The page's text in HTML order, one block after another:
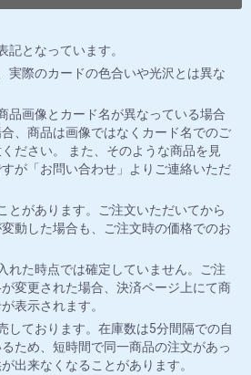
記となっています。
実際のカードの色合いや光沢とは異な
品画像とカード名が異なっている場合
、商品は画像ではなくカード名でのご
ださい。 また、そのような商品を見
が「お問い合わせ」よりご連絡いただ
とがあります。ご注文いただいてから
動した場合も、ご注文時の価格でのお
れた時点では確定していません。ご注
変更された場合、決済ページ上にて商
表示されます。
しております。在庫数は5分間隔での自
ため、短時間で同一商品の注文があっ
出来なくなることがあります。